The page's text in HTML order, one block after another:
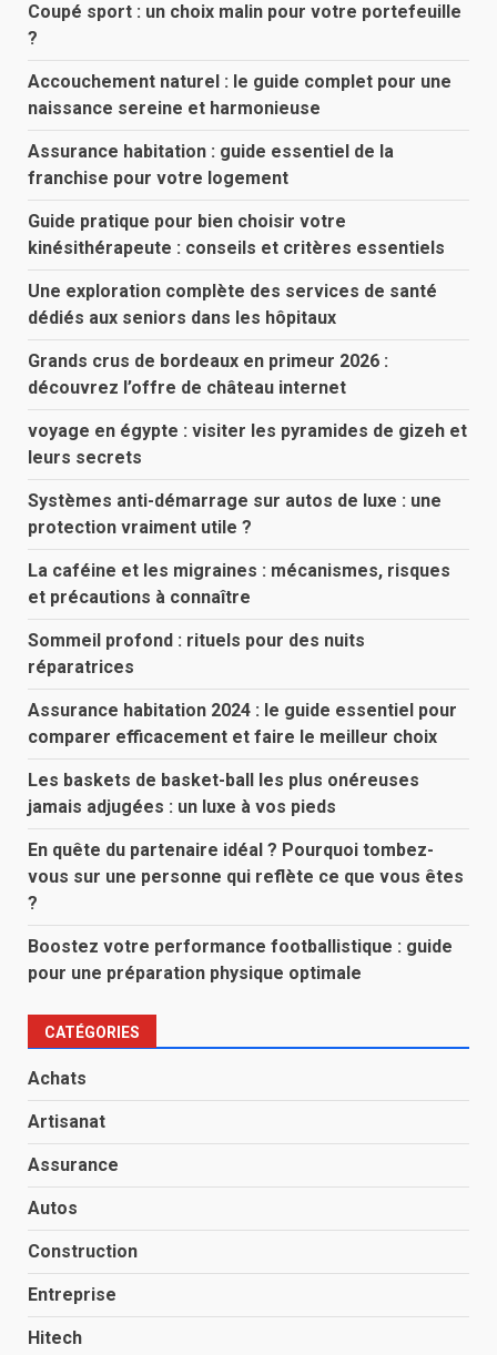
Coupé sport : un choix malin pour votre portefeuille
?
Accouchement naturel : le guide complet pour une
naissance sereine et harmonieuse
Assurance habitation : guide essentiel de la
franchise pour votre logement
Guide pratique pour bien choisir votre
kinésithérapeute : conseils et critères essentiels
Une exploration complète des services de santé
dédiés aux seniors dans les hôpitaux
Grands crus de bordeaux en primeur 2026 :
découvrez l’offre de château internet
voyage en égypte : visiter les pyramides de gizeh et
leurs secrets
Systèmes anti-démarrage sur autos de luxe : une
protection vraiment utile ?
La caféine et les migraines : mécanismes, risques
et précautions à connaître
Sommeil profond : rituels pour des nuits
réparatrices
Assurance habitation 2024 : le guide essentiel pour
comparer efficacement et faire le meilleur choix
Les baskets de basket-ball les plus onéreuses
jamais adjugées : un luxe à vos pieds
En quête du partenaire idéal ? Pourquoi tombez-
vous sur une personne qui reflète ce que vous êtes
?
Boostez votre performance footballistique : guide
pour une préparation physique optimale
CATÉGORIES
Achats
Artisanat
Assurance
Autos
Construction
Entreprise
Hitech